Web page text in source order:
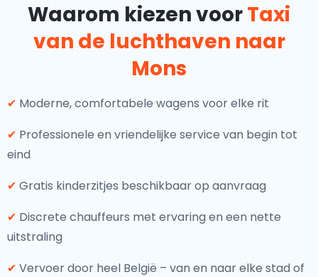
Waarom kiezen voorTaxi
van de luchthaven naar
Mons
✔ Moderne, comfortabele wagens voor elke rit
✔ Professionele en vriendelijke service van begin tot
eind
✔ Gratis kinderzitjes beschikbaar op aanvraag
✔ Discrete chauffeurs met ervaring en een nette
uitstraling
✔ Vervoer door heel België – van en naar elke stad of